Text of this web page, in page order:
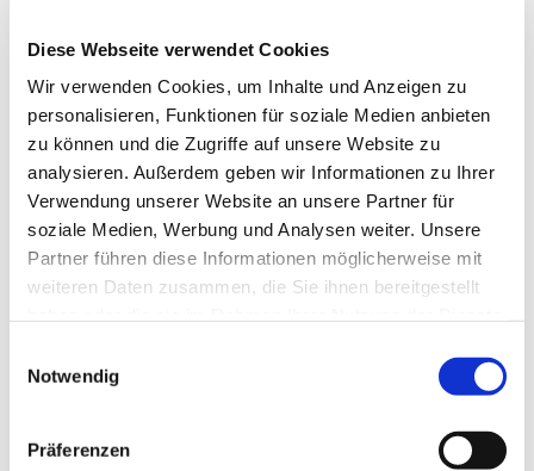
Diese Webseite verwendet Cookies
Wir verwenden Cookies, um Inhalte und Anzeigen zu
personalisieren, Funktionen für soziale Medien anbieten
zu können und die Zugriffe auf unsere Website zu
analysieren. Außerdem geben wir Informationen zu Ihrer
Verwendung unserer Website an unsere Partner für
soziale Medien, Werbung und Analysen weiter. Unsere
Partner führen diese Informationen möglicherweise mit
weiteren Daten zusammen, die Sie ihnen bereitgestellt
Notwendig
Präferenzen